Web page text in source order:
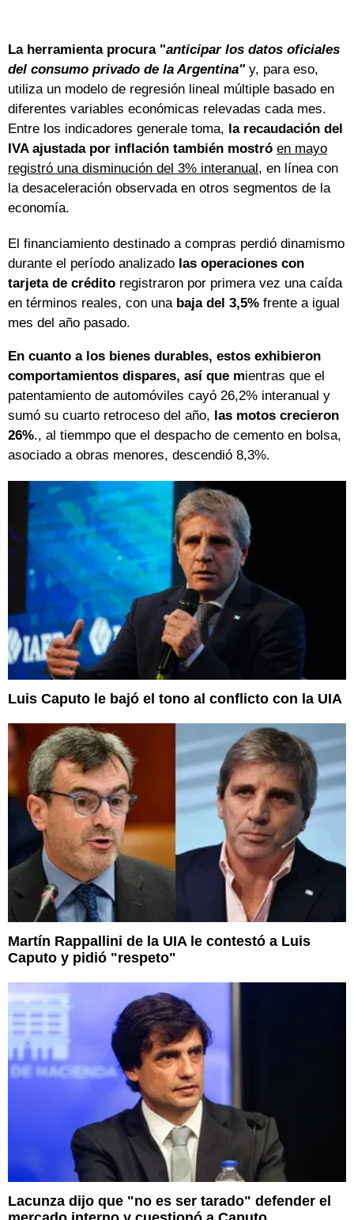
La herramienta procura "anticipar los datos oficiales
del consumo privado de la Argentina"y, para eso,
utiliza un modelo de regresión lineal múltiple basado en
diferentes variables económicas relevadas cada mes.
Entre los indicadores generale toma, la recaudación del
IVA ajustada por inflación también mostró en mayo
registró una disminución del 3% interanual, en línea con
la desaceleración observada en otros segmentos de la
economía.
El financiamiento destinado a compras perdió dinamismo
durante el período analizado las operaciones con
tarjeta de crédito registraron por primera vez una caída
en términos reales, con una baja del 3,5% frente a igual
mes del año pasado.
En cuanto a los bienes durables, estos exhibieron
comportamientos dispares, así que mientras que el
patentamiento de automóviles cayó 26,2% interanual y
sumó su cuarto retroceso del año, las motos crecieron
26%., al tiemmpo que el despacho de cemento en bolsa,
asociado a obras menores, descendió 8,3%.
Luis Caputo le bajó el tono al conflicto con la UIA
Martín Rappallini de la UIA le contestó a Luis
Caputo y pidió "respeto"
Lacunza dijo que "no es ser tarado" defender el